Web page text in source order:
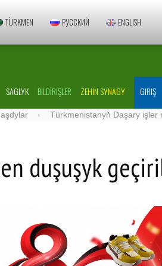
TÜRKMEN РУССКИЙ ENGLISH
SAGLYK BILDIRIŞLER ZEHIN SYNAGY GIRIŞ
· Türkmenistanyň Daşary işler
duşuşyk